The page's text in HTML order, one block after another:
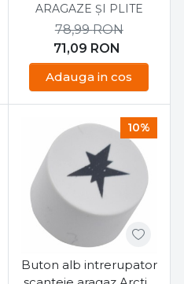
ARAGAZE ȘI PLITE
71,09 RON
78,99RON
Adauga in cos
10%
Buton alb intrerupator